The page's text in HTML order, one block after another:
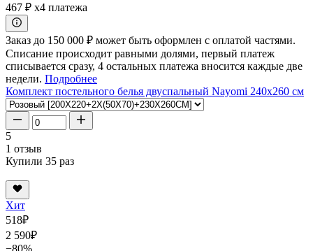
467 ₽ x4 платежа
Заказ до 150 000 ₽ может быть оформлен с оплатой частями.
Списание происходит равными долями, первый платеж
списывается сразу, 4 остальных платежа вносится каждые две
недели. Подробнее
Комплект постельного белья двуспальный Nayomi 240x260 см
5
1 отзыв
Купили 35 раз
Хит
518₽
2 590₽